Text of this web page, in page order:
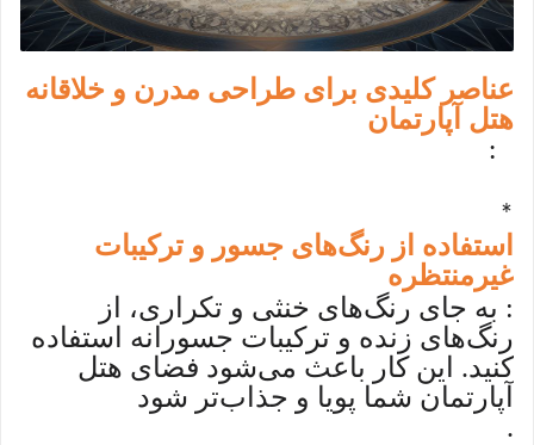
عناصر کلیدی برای طراحی مدرن و خلاقانه
هتل آپارتمان
:
*
استفاده از رنگ‌های جسور و ترکیبات
غیرمنتظره
: به جای رنگ‌های خنثی و تکراری، از
رنگ‌های زنده و ترکیبات جسورانه استفاده
کنید. این کار باعث می‌شود فضای هتل
آپارتمان شما پویا و جذاب‌تر شود
.